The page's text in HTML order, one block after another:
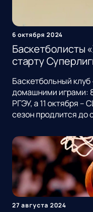
6 октября 2024
Баскетболисты
старту
Баскетбольный
домашними играми:
РГЭУ, а 11 октября
сезон продлится до
27 августа 2024